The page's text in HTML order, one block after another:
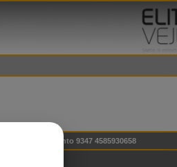
* NEM konto 9347 4585930658